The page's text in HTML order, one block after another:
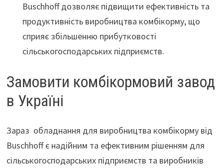
Buschhoff дозволяє підвищити ефективність та
продуктивність виробництва комбікорму, що
сприяє збільшенню прибутковості
сільськогосподарських підприємств.
Замовити комбікормовий завод
в Україні
Зараз обладнання для виробництва комбікорму від
Buschhoff є надійним та ефективним рішенням для
сільськогосподарських підприємств та виробників